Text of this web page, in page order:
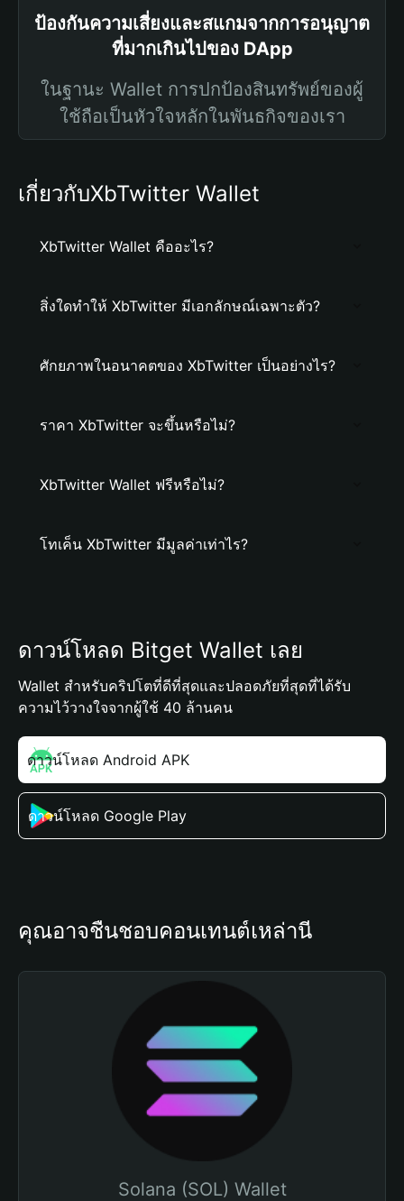
ป้องกันความเสี่ยงและสแกมจากการอนุญาต
ที่มากเกินไปของ DApp
ในฐานะ Wallet การปกป้องสินทรัพย์ของผู้
ใช้ถือเป็นหัวใจหลักในพันธกิจของเรา
เกี่ยวกับXbTwitter Wallet
XbTwitter Wallet คืออะไร?
สิ่งใดทำให้ XbTwitter มีเอกลักษณ์เฉพาะตัว?
ศักยภาพในอนาคตของ XbTwitter เป็นอย่างไร?
ราคา XbTwitter จะขึ้นหรือไม่?
XbTwitter Wallet ฟรีหรือไม่?
โทเค็น XbTwitter มีมูลค่าเท่าไร?
ดาวน์โหลด Bitget Wallet เลย
Wallet สำหรับคริปโตที่ดีที่สุดและปลอดภัยที่สุดที่ได้รับ
ความไว้วางใจจากผู้ใช้ 40 ล้านคน
ดาวน์โหลด Android APK
ดาวน์โหลด Google Play
คุณอาจชื่นชอบคอนเทนต์เหล่านี้
Solana (SOL) Wallet